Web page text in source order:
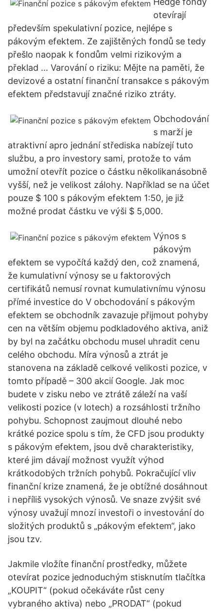
otevírají
především spekulativní pozice, nejlépe s
pákovým efektem. Ze zajištěných fondů se tedy
přešlo naopak k fondům velmi rizikovým a
překlad … Varování o riziku: Mějte na paměti, že
devizové a ostatní finanční transakce s pákovým
efektem představují značné riziko ztráty.
Obchodování
s marží je
atraktivní apro jednání střediska nabízejí tuto
službu, a pro investory sami, protože to vám
umožní otevřít pozice o částku několikanásobně
vyšší, než je velikost zálohy. Například se na účet
pouze $ 100 s pákovým efektem 1:50, je již
možné prodat částku ve výši $ 5,000.
Výnos s
pákovým
efektem se vypočítá každý den, což znamená,
že kumulativní výnosy se u faktorových
certifikátů nemusí rovnat kumulativnímu výnosu
přímé investice do V obchodování s pákovým
efektem se obchodník zavazuje přijmout pohyby
cen na větším objemu podkladového aktiva, aniž
by byl na začátku obchodu musel uhradit cenu
celého obchodu. Míra výnosů a ztrát je
stanovena na základě celkové velikosti pozice, v
tomto případě – 300 akcií Google. Jak moc
budete v zisku nebo ve ztrátě záleží na vaší
velikosti pozice (v lotech) a rozsáhlosti tržního
pohybu. Schopnost zaujmout dlouhé nebo
krátké pozice spolu s tím, že CFD jsou produkty
s pákovým efektem, jsou dvě charakteristiky,
které jim dávají možnost využít výhod
krátkodobých tržních pohybů. Pokračující vliv
finanční krize znamená, že je obtížné dosáhnout
i nepříliš vysokých výnosů. Ve snaze zvýšit své
výnosy uvažují mnozí investoři o investování do
složitých produktů s „pákovým efektem“, jako
jsou tzv.
Jakmile vložíte finanční prostředky, můžete
otevírat pozice jednoduchým stisknutím tlačítka
„KOUPIT“ (pokud očekáváte růst ceny
vybraného aktiva) nebo „PRODAT“ (pokud